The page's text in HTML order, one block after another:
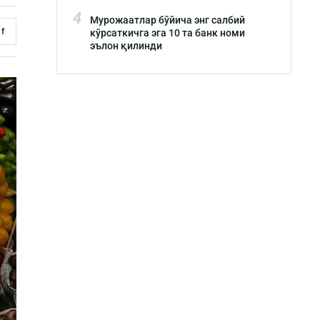
f
4
Мурожаатлар бўйича энг салбий
кўрсаткичга эга 10 та банк номи
эълон қилинди